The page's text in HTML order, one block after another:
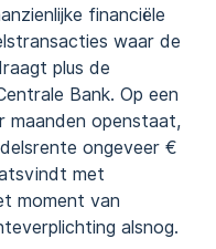
financiële
waar de
plus de
Bank. Op een
maanden openstaat,
ongeveer €
met
moment van
alsnog.